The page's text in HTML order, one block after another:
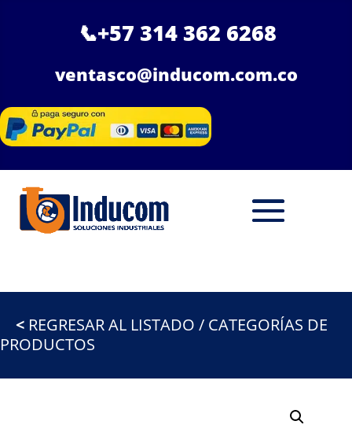
📞+57 314 362 6268
ventasco@inducom.com.co
< REGRESAR AL LISTADO / CATEGORÍAS DE
PRODUCTOS